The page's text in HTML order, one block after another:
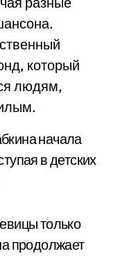
который
людям,
начала
в детских
только
продолжает